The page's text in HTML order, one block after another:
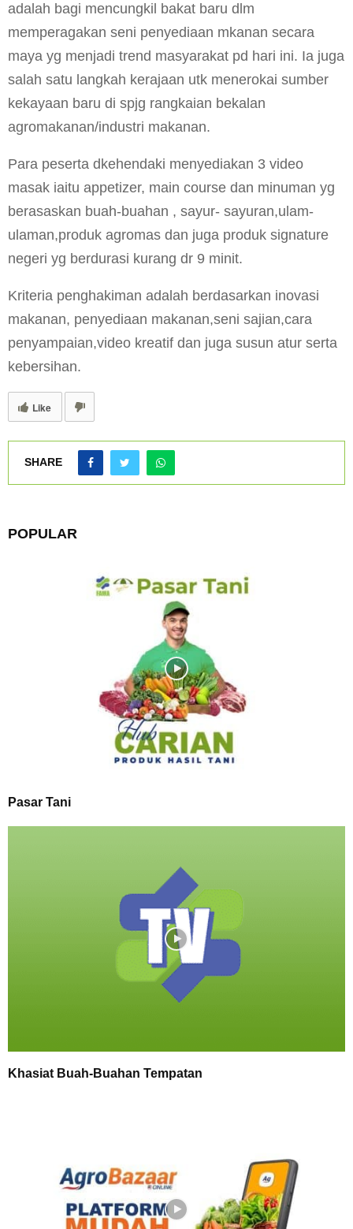
adalah bagi mencungkil bakat baru dlm
memperagakan seni penyediaan mkanan secara
maya yg menjadi trend masyarakat pd hari ini. Ia juga
salah satu langkah kerajaan utk menerokai sumber
kekayaan baru di spjg rangkaian bekalan
agromakanan/industri makanan.
Para peserta dkehendaki menyediakan 3 video
masak iaitu appetizer, main course dan minuman yg
berasaskan buah-buahan , sayur- sayuran,ulam-
ulaman,produk agromas dan juga produk signature
negeri yg berdurasi kurang dr 9 minit.
Kriteria penghakiman adalah berdasarkan inovasi
makanan, penyediaan makanan,seni sajian,cara
penyampaian,video kreatif dan juga susun atur serta
kebersihan.
Like
SHARE
POPULAR
Pasar Tani
Khasiat Buah-Buahan Tempatan